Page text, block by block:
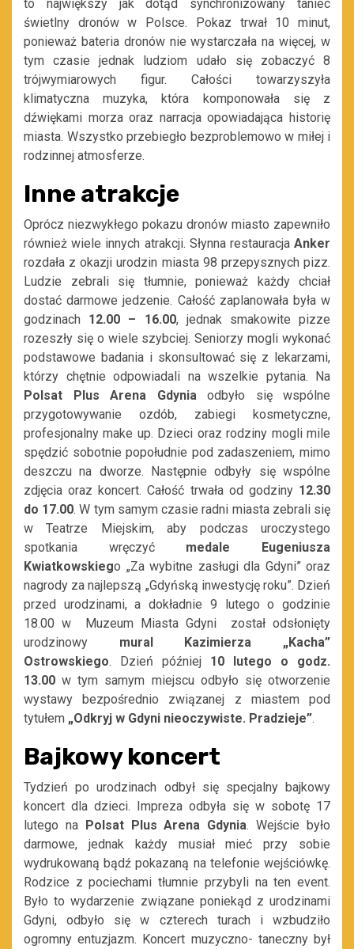
to największy jak dotąd synchronizowany taniec
świetlny dronów w Polsce. Pokaz trwał 10 minut,
ponieważ bateria dronów nie wystarczała na więcej, w
tym czasie jednak ludziom udało się zobaczyć 8
trójwymiarowych figur. Całości towarzyszyła
klimatyczna muzyka, która komponowała się z
dźwiękami morza oraz narracja opowiadająca historię
miasta. Wszystko przebiegło bezproblemowo w miłej i
rodzinnej atmosferze.
Inne atrakcje
Oprócz niezwykłego pokazu dronów miasto zapewniło
również wiele innych atrakcji. Słynna restauracja Anker
rozdała z okazji urodzin miasta 98 przepysznych pizz.
Ludzie zebrali się tłumnie, ponieważ każdy chciał
dostać darmowe jedzenie. Całość zaplanowała była w
godzinach 12.00 – 16.00, jednak smakowite pizze
rozeszły się o wiele szybciej. Seniorzy mogli wykonać
podstawowe badania i skonsultować się z lekarzami,
którzy chętnie odpowiadali na wszelkie pytania. Na
Polsat Plus Arena Gdynia odbyło się wspólne
przygotowywanie ozdób, zabiegi kosmetyczne,
profesjonalny make up. Dzieci oraz rodziny mogli mile
spędzić sobotnie popołudnie pod zadaszeniem, mimo
deszczu na dworze. Następnie odbyły się wspólne
zdjęcia oraz koncert. Całość trwała od godziny 12.30
do 17.00. W tym samym czasie radni miasta zebrali się
w Teatrze Miejskim, aby podczas uroczystego
spotkania wręczyć medale
Eugeniusza
Kwiatkowskiego „Za wybitne zasługi dla Gdyni” oraz
nagrody za najlepszą „Gdyńską inwestycję roku”. Dzień
przed urodzinami, a dokładnie 9 lutego o godzinie
18.00 w Muzeum Miasta Gdyni został odsłonięty
urodzinowy mural Kazimierza „Kacha”
Ostrowskiego. Dzień później 10 lutego o godz.
13.00w tym samym miejscu odbyło się otworzenie
wystawy bezpośrednio związanej z miastem pod
tytułem „Odkryj w Gdyni nieoczywiste. Pradzieje”.
Bajkowy koncert
Tydzień po urodzinach odbył się specjalny bajkowy
koncert dla dzieci. Impreza odbyła się w sobotę 17
lutego na Polsat Plus Arena Gdynia. Wejście było
darmowe, jednak każdy musiał mieć przy sobie
wydrukowaną bądź pokazaną na telefonie wejściówkę.
Rodzice z pociechami tłumnie przybyli na ten event.
Było to wydarzenie związane poniekąd z urodzinami
Gdyni, odbyło się w czterech turach i wzbudziło
ogromny entuzjazm. Koncert muzyczno- taneczny był